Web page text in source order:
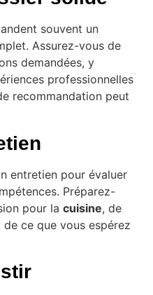
souvent un
Assurez-vous de
demandées, y
professionnelles
recommandation peut
entretien pour évaluer
Préparez-
pour la cuisine, de
ce que vous espérez